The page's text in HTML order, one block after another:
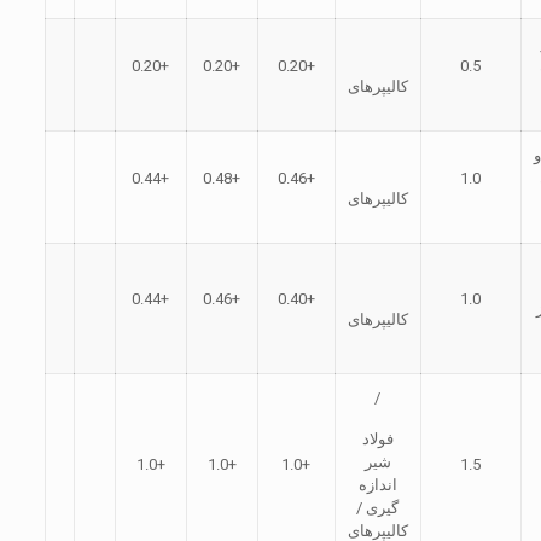
0.5
کالیپرهای
+0.20
+0.20
+0.20
1.0
کالیپرهای
+0.46
+0.48
+0.44
1.0
کالیپرهای
+0.40
+0.46
+0.44
1.5
/
فولاد
شیر
اندازه
گیری /
کالیپرهای
+1.0
+1.0
+1.0